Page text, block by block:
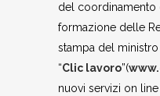
del coordinamento
formazione delle
stampa del ministro
“Clic lavoro”(
nuovi servizi on